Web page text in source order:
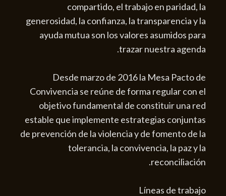
compartido, el trabajo en paridad, la
generosidad, la confianza, la transparencia y la
ayuda mutua son los valores asumidos para
trazar nuestra agenda.
Desde marzo de 2016 la Mesa Pacto de
Convivencia se reúne de forma regular con el
objetivo fundamental de constituir una red
estable que implemente estrategias conjuntas
de prevención de la violencia y de fomento de la
tolerancia, la convivencia, la paz y la
reconciliación.
Líneas de trabajo